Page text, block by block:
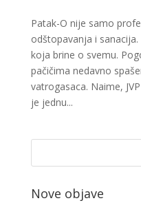
Patak-O nije samo
odštopavanja i
koja brine o svemu.
pačičima nedavno
vatrogasaca. Naime,
je jednu...
Nove objave